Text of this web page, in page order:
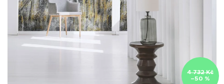
4 732 Kč
–50 %